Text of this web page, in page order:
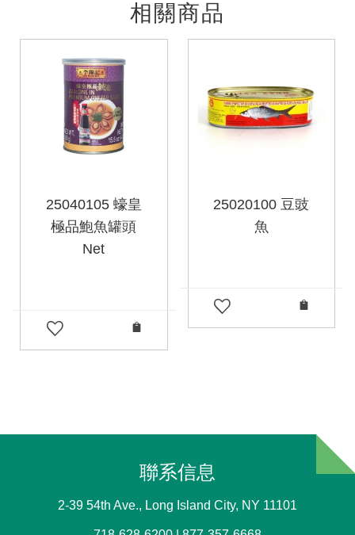
相關商品
25040105 蠔皇
極品鮑魚罐頭
Net
25020100 豆豉
魚
聯系信息
2-39 54th Ave., Long Island City, NY 11101